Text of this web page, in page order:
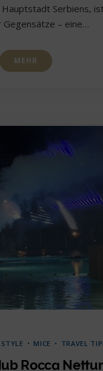
Hauptstadt Serbiens,
Gegensätze – eine…
MEHR
MICE TRAVEL
Rocca